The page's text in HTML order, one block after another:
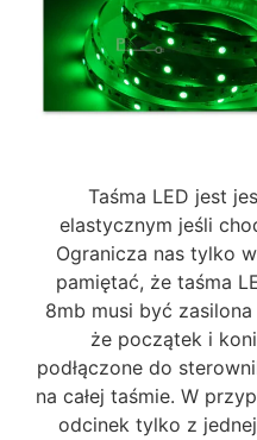
Taśma LED jest
elastycznym jeśli
Ogranicza nas tylko
pamiętać, że taśma
8mb musi być
że początek i
podłączone do
na całej taśmie. W
odcinek tylko z